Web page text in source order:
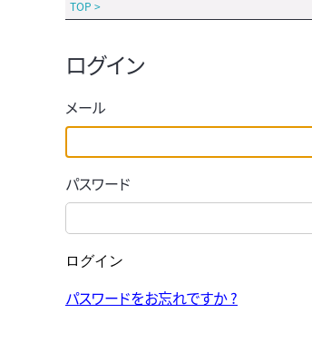
TOP >
ログイン
メール
パスワード
ログイン
パスワードをお忘れですか ?